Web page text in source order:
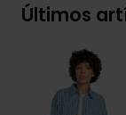
Últimos